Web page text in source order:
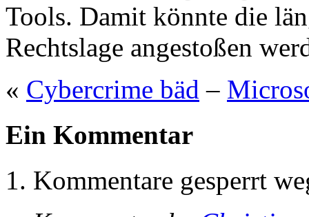
Tools. Damit könnte die
Rechtslage angestoßen
« Cybercrime bäd –
Ein Kommentar
Kommentare gesperrt